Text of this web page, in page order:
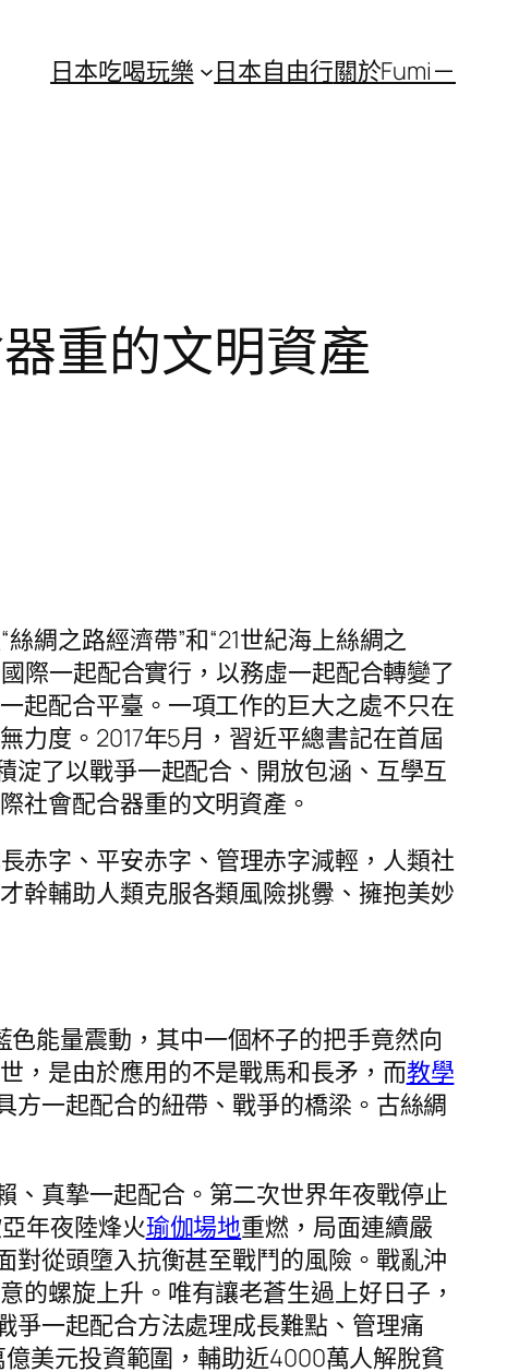
日本吃喝玩樂 日本自由行關於Fumi－
重的文明資產
綢之路經濟帶”和“21世紀海上絲綢之
際一起配合實行，以務虛一起配合轉變了
起配合平臺。一項工作的巨大之處不只在
力度。2017年5月，習近平總書記在首屆
淀了以戰爭一起配合、開放包涵、互學互
社會配合器重的文明資產。
赤字、平安赤字、管理赤字減輕，人類社
幹輔助人類克服各類風險挑釁、擁抱美妙
能量震動，其中一個杯子的把手竟然向
，是由於應用的不是戰馬和長矛，而教學
方一起配合的紐帶、戰爭的橋梁。古絲綢
、真摯一起配合。第二次世界年夜戰停止
年夜陸烽火瑜伽場地重燃，局面連續嚴
對從頭墮入抗衡甚至戰鬥的風險。戰亂沖
的螺旋上升。唯有讓老蒼生過上好日子，
爭一起配合方法處理成長難點、管理痛
美元投資範圍，輔助近4000萬人解脫貧